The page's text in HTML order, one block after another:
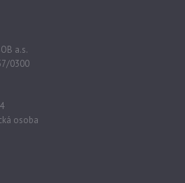
a.s.
0300
osoba